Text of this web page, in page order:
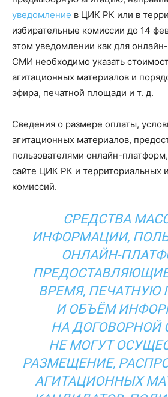
уведомление в ЦИК РК или в
избирательные комиссии до 14
этом уведомлении как для
СМИ необходимо указать
агитационных материалов и
эфира, печатной площади и т. д.
Cведения о размере оплаты,
агитационных материалов,
пользователями онлайн-
сайте ЦИК РК и территориальных
комиссий.
СРЕДСТВА
ИНФОРМАЦИИ,
ОНЛАЙН-
ВРЕМЯ,
И ОБЪЁМ
НА ДОГОВОРНОЙ
НЕ МОГУТ
РАЗМЕЩЕНИЕ,
АГИТАЦИОННЫХ